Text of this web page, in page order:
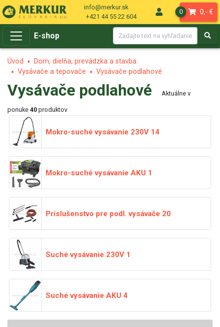
info@merkur.sk
+421 44 55 22 604
0 0,- €
E-shop
Úvod
Dom, dielňa, prevádzka a stavba
Vysávače a tepovače
Vysávače podlahové
Vysávače podlahové Aktuálne v
ponuke 40 produktov
Mokro-suché vysávanie 230V 14
Mokro-suché vysávanie AKU 1
Príslušenstvo pre podl. vysávače 20
Suché vysávanie 230V 1
Suché vysávanie AKU 4